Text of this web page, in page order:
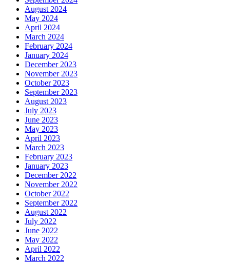
August 2024
May 2024
April 2024
March 2024
February 2024
January 2024
December 2023
November 2023
October 2023
September 2023
August 2023
July 2023
June 2023
May 2023
April 2023
March 2023
February 2023
January 2023
December 2022
November 2022
October 2022
September 2022
August 2022
July 2022
June 2022
May 2022
April 2022
March 2022